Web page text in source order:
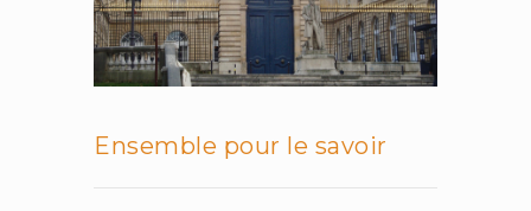
Ensemble pour le savoir